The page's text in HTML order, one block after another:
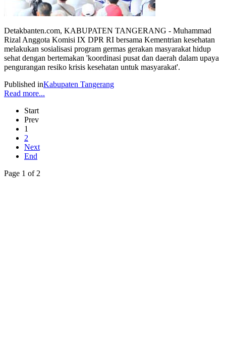
Detakbanten.com, KABUPATEN TANGERANG - Muhammad
Rizal Anggota Komisi IX DPR RI bersama Kementrian kesehatan
melakukan sosialisasi program germas gerakan masyarakat hidup
sehat dengan bertemakan 'koordinasi pusat dan daerah dalam upaya
pengurangan resiko krisis kesehatan untuk masyarakat'.
Published inKabupaten Tangerang
Read more...
Start
Prev
1
2
Next
End
Page 1 of 2